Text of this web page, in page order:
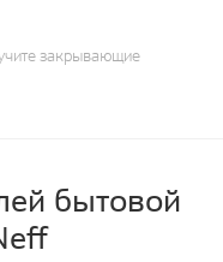
закрывающие
бытовой